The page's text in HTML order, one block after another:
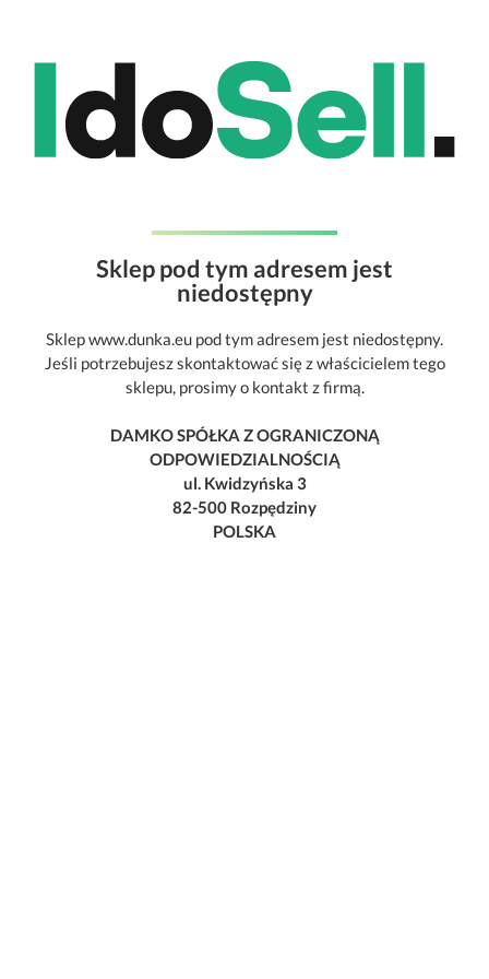
Sklep pod tym adresem jest
niedostępny
Sklep www.dunka.eu pod tym adresem jest niedostępny.
Jeśli potrzebujesz skontaktować się z właścicielem tego
sklepu, prosimy o kontakt z firmą.
DAMKO SPÓŁKA Z OGRANICZONĄ
ODPOWIEDZIALNOŚCIĄ
ul. Kwidzyńska 3
82-500 Rozpędziny
POLSKA